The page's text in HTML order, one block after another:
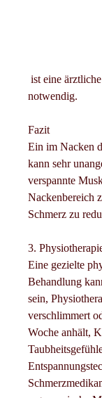
notwendig.
Fazit
Ein im Nacken
kann sehr
verspannte
Nackenbereich
Schmerz zu
3.
Eine gezielte
Behandlung
sein,
verschlimmert
Woche anhält,